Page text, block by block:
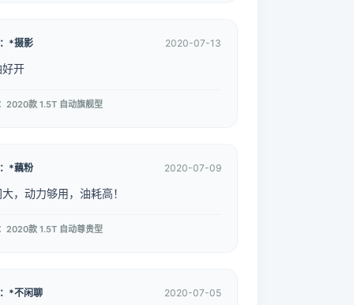
*摄影 2020-07-13
好开
2020款 1.5T 自动旗舰型
*藕粉 2020-07-09
，动力够用，油耗高！
2020款 1.5T 自动尊贵型
*不闲聊 2020-07-05